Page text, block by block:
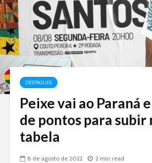
DESTAQUES
Peixe vai ao Paraná
de pontos para subir
tabela
8 de agosto de 2022 2 min read